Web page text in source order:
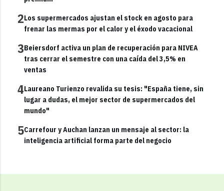
2Los supermercados ajustan el stock en agosto para
frenar las mermas por el calor y el éxodo vacacional
3Beiersdorf activa un plan de recuperación para NIVEA
tras cerrar el semestre con una caída del 3,5% en
ventas
4Laureano Turienzo revalida su tesis: "España tiene, sin
lugar a dudas, el mejor sector de supermercados del
mundo"
5Carrefour y Auchan lanzan un mensaje al sector: la
inteligencia artificial forma parte del negocio